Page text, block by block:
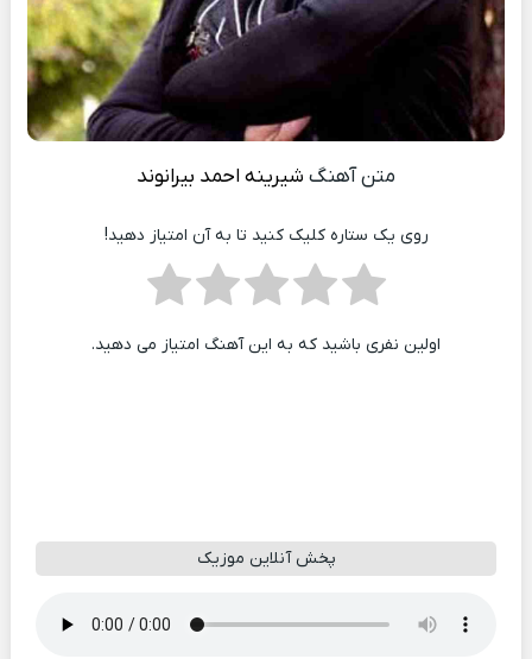
متن آهنگ شیرینه احمد بیرانوند
روی یک ستاره کلیک کنید تا به آن امتیاز دهید!
اولین نفری باشید که به این آهنگ امتیاز می دهید.
پخش آنلاین موزیک